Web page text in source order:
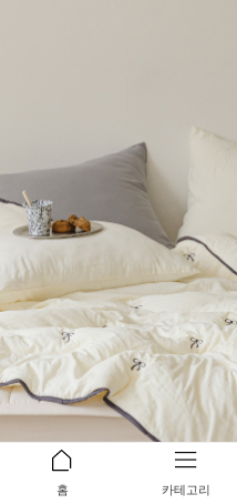
홈 카테고리